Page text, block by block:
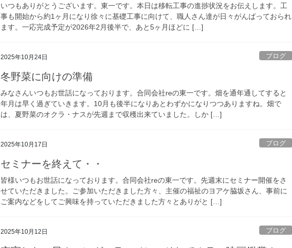
いつもありがとうございます。東一です。本日は移転工事の進捗状況をお伝えします。工
事も開始から約1ヶ月になり徐々に基礎工事に向けて、職人さん達が日々がんばっておられ
ます。一応完成予定が2026年2月後半で、あと5ヶ月ほどに […]
2025年10月24日 ブログ
冬野菜に向けの準備
みなさんいつもお世話になっております。合同会社reの東一です。畑を通年通してすると
年月は早く過ぎていきます。10月も後半になりあとわずかになりつつありますね。畑で
は、夏野菜のオクラ・ナスが先週まで収穫出来ていました。しか […]
2025年10月17日 ブログ
セミナーを終えて・・
皆様いつもお世話になっております。合同会社reの東一です。先週末にセミナー開催をさ
せていただきました。ご参加いただきました方々、主催の福祉のヨアケ脇坂さん、事前に
ご案内などをしてご興味を持っていただきました方々とありがと […]
2025年10月12日 ブログ